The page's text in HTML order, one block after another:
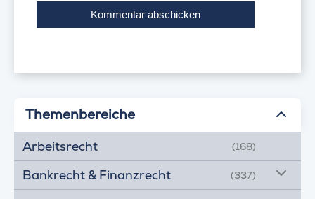
Themenbereiche
Arbeitsrecht (168)
Bankrecht & Finanzrecht (337)